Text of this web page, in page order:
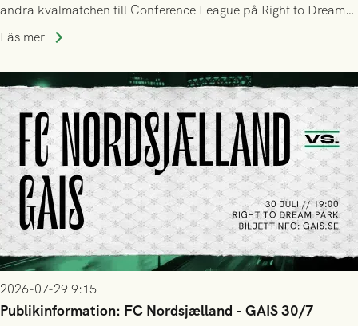
andra kvalmatchen till Conference League på Right to Dream
Park! Fredrik Holmberg och ledarstaben har tagit ut följande
Läs mer
2026-07-29 9:15
Publikinformation: FC Nordsjælland - GAIS 30/7